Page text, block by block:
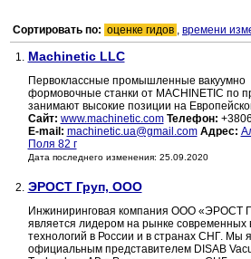
Сортировать по: оценке гидов , времени
1. Machinetic LLC
Первоклассные промышленные вакуумно
формовочные станки от MACHINETIC по
занимают высокие позиции на
Сайт: www.machinetic.com Телефон:
E-mail: machinetic.ua@gmail.com Адрес:
Поля 82 г
Дата последнего изменения: 25.09.2020
2. ЭРОСТ Груп, ООО
Инжиниринговая компания ООО «ЭРОСТ
является лидером на рынке современных
технологий в России и в странах СНГ. Мы
официальным представителем DISAB